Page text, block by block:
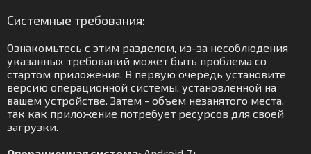
Системные требования:
Ознакомьтесь с этим разделом, из-за несоблюдения
указанных требований может быть проблема со
стартом приложения. В первую очередь установите
версию операционной системы, установленной на
вашем устройстве. Затем - объем незанятого места,
так как приложение потребует ресурсов для своей
загрузки.